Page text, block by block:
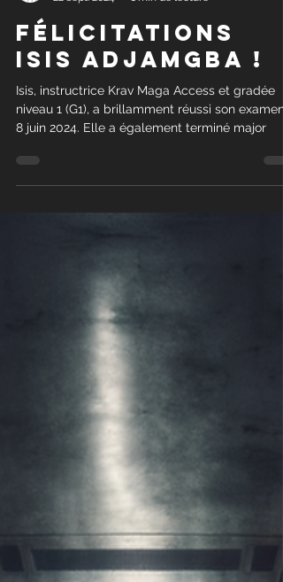
22 sept. 2024
1 min de lecture
FÉLICITATIONS
ISIS ADJAMGBA !
Isis, instructrice Krav Maga Access et gradée
8 juin 2024. Elle a également terminé major